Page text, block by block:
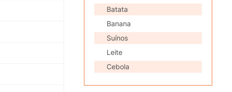
Batata
Banana
Suínos
Leite
Cebola